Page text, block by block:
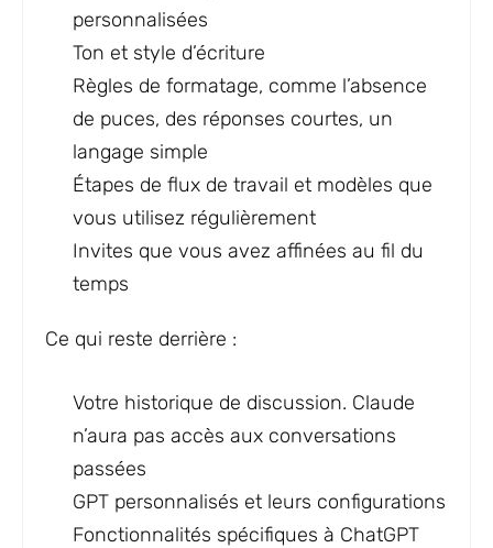
personnalisées
Ton et style d’écriture
Règles de formatage, comme l’absence
de puces, des réponses courtes, un
langage simple
Étapes de flux de travail et modèles que
vous utilisez régulièrement
Invites que vous avez affinées au fil du
temps
Ce qui reste derrière :
Votre historique de discussion. Claude
n’aura pas accès aux conversations
passées
GPT personnalisés et leurs configurations
Fonctionnalités spécifiques à ChatGPT